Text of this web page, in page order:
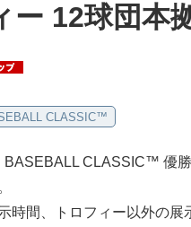
ー 12球団本
CLASSIC™
CLASSIC™ 優
時間、トロフィー以外の展